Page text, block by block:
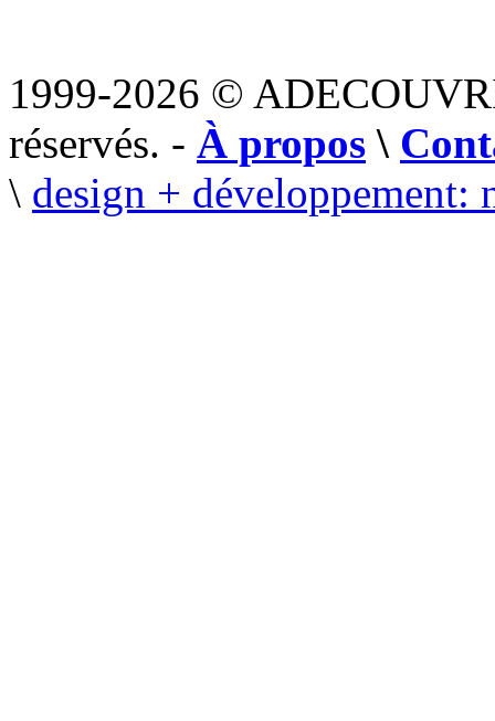
1999-2026 ©
réservés. - À propos \
\ design + développement: